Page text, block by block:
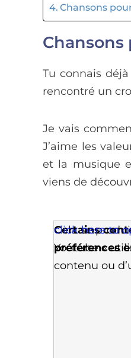
Chansons
Tu connais
rencontré un
Je vais
J’aime les
et la musique
viens de
Certains
préférences
Cela se
Youtube »
contenu ou
click here to